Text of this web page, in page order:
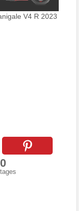
V4 R 2023
0